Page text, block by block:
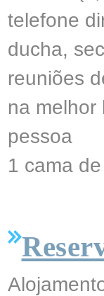
telefone
ducha,
reuniões
na melhor
pessoa
1 cama